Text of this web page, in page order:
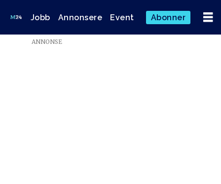
Jobb Annonsere Event Abonner
ANNONSE